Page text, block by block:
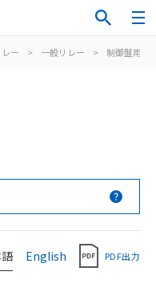
レー > 一般リレー > 制御盤用
English PDF出力